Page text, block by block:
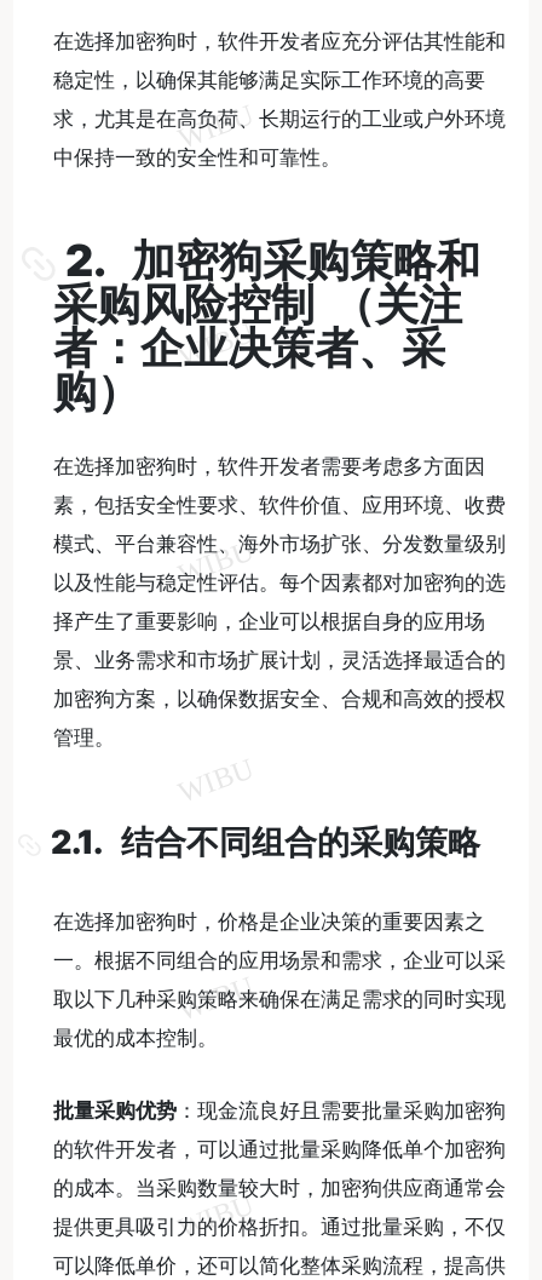
在选择加密狗时，软件开发者应充分评估其性能和
稳定性，以确保其能够满足实际工作环境的高要
求，尤其是在高负荷、长期运行的工业或户外环境
中保持一致的安全性和可靠性。
2. 加密狗采购策略和
采购风险控制 （关注
者：企业决策者、采
购）
在选择加密狗时，软件开发者需要考虑多方面因
素，包括安全性要求、软件价值、应用环境、收费
模式、平台兼容性、海外市场扩张、分发数量级别
以及性能与稳定性评估。每个因素都对加密狗的选
择产生了重要影响，企业可以根据自身的应用场
景、业务需求和市场扩展计划，灵活选择最适合的
加密狗方案，以确保数据安全、合规和高效的授权
管理。
2.1. 结合不同组合的采购策略
在选择加密狗时，价格是企业决策的重要因素之
一。根据不同组合的应用场景和需求，企业可以采
取以下几种采购策略来确保在满足需求的同时实现
最优的成本控制。
批量采购优势：现金流良好且需要批量采购加密狗
的软件开发者，可以通过批量采购降低单个加密狗
的成本。当采购数量较大时，加密狗供应商通常会
提供更具吸引力的价格折扣。通过批量采购，不仅
可以降低单价，还可以简化整体采购流程，提高供